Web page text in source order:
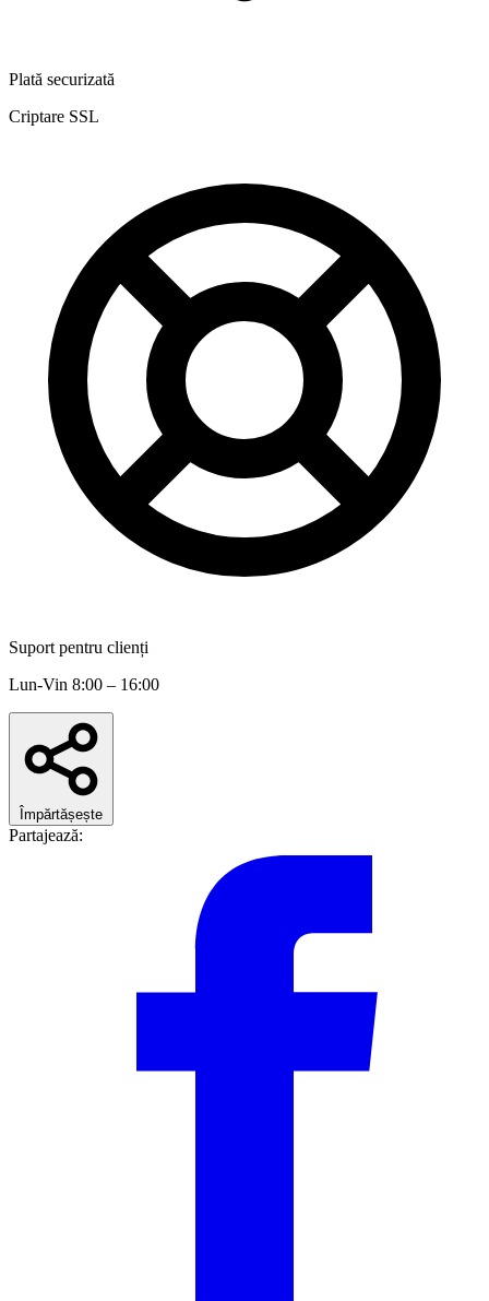
Plată securizată
Criptare SSL
Suport pentru clienți
Lun-Vin 8:00 – 16:00
Împărtășește
Partajează: